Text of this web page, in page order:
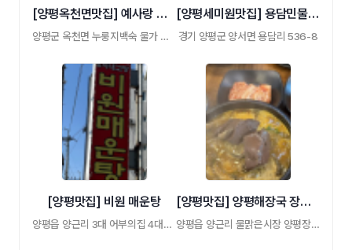
[양평옥천면맛집] 예사랑 누룽지백숙
양평군 옥천면 누룽지백숙 물가 별장 같은 식 …
[양평세미원맛집] 용담민물장어 양평본점
경기 양평군 양서면 용담리 536-8
[양평맛집] 비원 매운탕
양평읍 양근리 3대 어부의집 4대째 전통음식 …
[양평맛집] 양평해장국 장터집 아침식사
양평읍 양근리 물맑은시장 양평장터 아침식 …